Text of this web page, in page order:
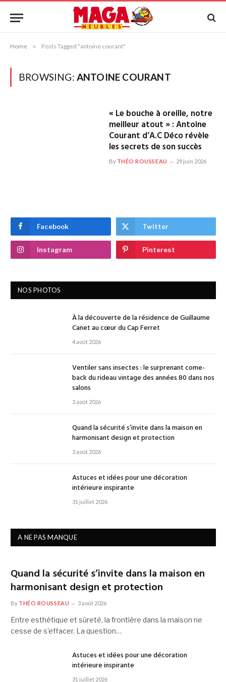
Home » Posts Tagged "antoine courant"
BROWSING: ANTOINE COURANT
« Le bouche à oreille, notre
meilleur atout » : Antoine
Courant d’A.C Déco révèle
les secrets de son succès
By THÉO ROUSSEAU 29 juin 2026
Facebook Twitter
Instagram Pinterest
NOS PHOTOS
À la découverte de la résidence de Guillaume
Canet au cœur du Cap Ferret
4 août 2026
Ventiler sans insectes : le surprenant come-
back du rideau vintage des années 80 dans nos
salons
3 août 2026
Quand la sécurité s’invite dans la maison en
harmonisant design et protection
3 août 2026
Astuces et idées pour une décoration
intérieure inspirante
31 juillet 2026
A NE PAS MANQUE
Quand la sécurité s’invite dans la maison en
harmonisant design et protection
By THÉO ROUSSEAU 3 août 2026
Entre esthétique et sûreté, la frontière dans la maison ne
cesse de s’effacer. La question…
Astuces et idées pour une décoration
intérieure inspirante
31 juillet 2026